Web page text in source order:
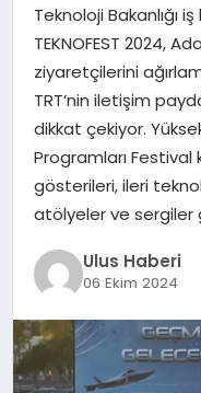
SPOR
YAŞAM
Teknoloji Bakanlığı
TEKNOFEST 2024,
ziyaretçilerini
TRT’nin iletişim
dikkat çekiyor.
Programları
gösterileri, ileri
atölyeler ve sergiler
Ulus Haberi
06 Ekim 2024